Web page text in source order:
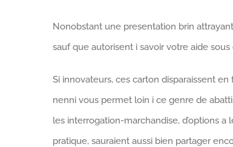
Nonobstant une presentation brin
sauf que autorisent i savoir votre aide
Si innovateurs, ces carton disparaissent
nenni vous permet loin i ce genre de
les interrogation-marchandise, d’options
pratique, sauraient aussi bien partager